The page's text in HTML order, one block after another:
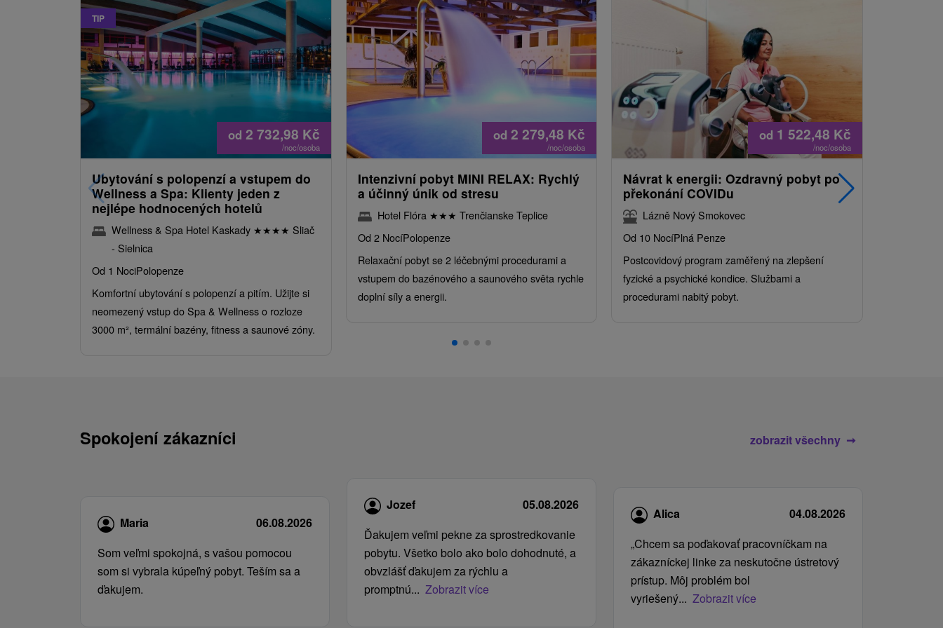
TIP
od 2 732,98 Kč
/noc/osoba
Ubytování s polopenzí a vstupem do
Wellness a Spa: Klienty jeden z
nejlépe hodnocených hotelů
Wellness & Spa Hotel Kaskady ★★★★ Sliač
- Sielnica
Od 1 NociPolopenze
Komfortní ubytování s polopenzí a pitím. Užijte si
neomezený vstup do Spa & Wellness o rozloze
3000 m², termální bazény, fitness a saunové zóny.
od 2 279,48 Kč
/noc/osoba
Intenzivní pobyt MINI RELAX: Rychlý
a účinný únik od stresu
Hotel Flóra ★★★ Trenčianske Teplice
Od 2 NocíPolopenze
Relaxační pobyt se 2 léčebnými procedurami a
vstupem do bazénového a saunového světa rychle
doplní síly a energii.
od 1 522,48 Kč
/noc/osoba
Návrat k energii: Ozdravný pobyt po
překonání COVIDu
Lázně Nový Smokovec
Od 10 NocíPlná Penze
Postcovidový program zaměřený na zlepšení
fyzické a psychické kondice. Službami a
procedurami nabitý pobyt.
Spokojení zákazníci zobrazit všechny
Maria
06.08.2026
Som veľmi spokojná, s vašou pomocou
som si vybrala kúpeľný pobyt. Teším sa a
ďakujem.
Jozef
05.08.2026
Ďakujem veľmi pekne za sprostredkovanie
pobytu. Všetko bolo ako bolo dohodnuté, a
obvzlášť ďakujem za rýchlu a
promptnú... Zobrazit více
Alica
04.08.2026
„Chcem sa poďakovať pracovníčkam na
zákazníckej linke za neskutočne ústretový
prístup. Môj problém bol
vyriešený... Zobrazit více